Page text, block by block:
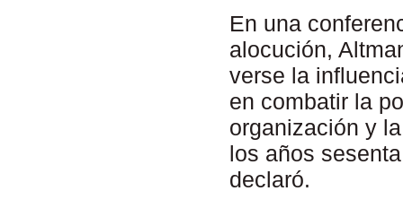
En una
alocución,
verse la
en combatir la
organización y
los años
declaró.